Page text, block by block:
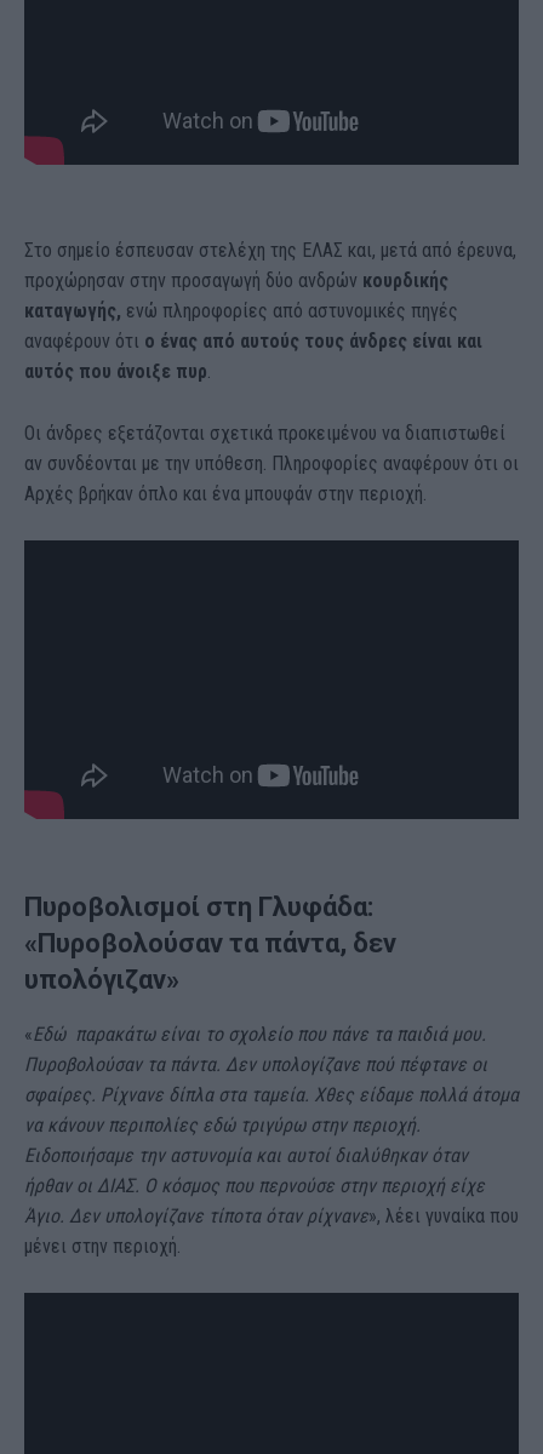
Στο σημείο έσπευσαν στελέχη της ΕΛΑΣ και, μετά από έρευνα,
προχώρησαν στην προσαγωγή δύο ανδρών κουρδικής
καταγωγής, ενώ πληροφορίες από αστυνομικές πηγές
αναφέρουν ότι ο ένας από αυτούς τους άνδρες είναι και
αυτός που άνοιξε πυρ.
Οι άνδρες εξετάζονται σχετικά προκειμένου να διαπιστωθεί
αν συνδέονται με την υπόθεση. Πληροφορίες αναφέρουν ότι οι
Αρχές βρήκαν όπλο και ένα μπουφάν στην περιοχή.
Πυροβολισμοί στη Γλυφάδα:
«Πυροβολούσαν τα πάντα, δεν
υπολόγιζαν»
«Εδώ παρακάτω είναι το σχολείο που πάνε τα παιδιά μου.
Πυροβολούσαν τα πάντα. Δεν υπολογίζανε πού πέφτανε οι
σφαίρες. Ρίχνανε δίπλα στα ταμεία. Χθες είδαμε πολλά άτομα
να κάνουν περιπολίες εδώ τριγύρω στην περιοχή.
Ειδοποιήσαμε την αστυνομία και αυτοί διαλύθηκαν όταν
ήρθαν οι ΔΙΑΣ. Ο κόσμος που περνούσε στην περιοχή είχε
Άγιο. Δεν υπολογίζανε τίποτα όταν ρίχνανε», λέει γυναίκα που
μένει στην περιοχή.